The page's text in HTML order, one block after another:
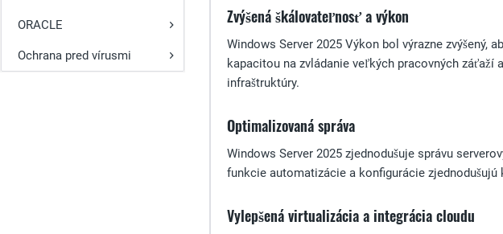
ORACLE
Ochrana pred vírusmi
Zvýšená škálovateľnosť a výkon
Windows Server 2025 Výkon bol výrazne zvýšený,
kapacitou na zvládanie veľkých pracovných záťaží
infraštruktúry.
Optimalizovaná správa
Windows Server 2025 zjednodušuje správu
funkcie automatizácie a konfigurácie zjednodušujú
Vylepšená virtualizácia a integrácia cloudu